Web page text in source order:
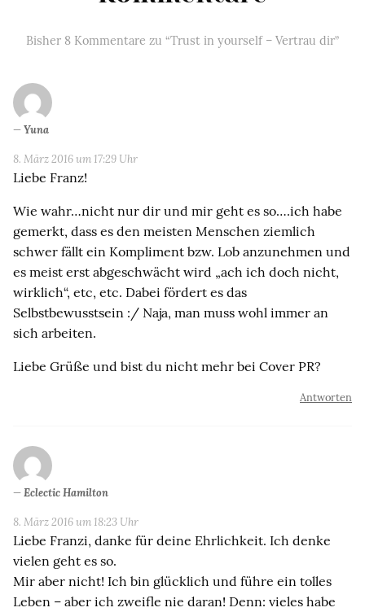
Bisher 8 Kommentare zu “Trust in yourself – Vertrau dir”
Yuna
8. März 2016 um 17:29 Uhr
Liebe Franz!
Wie wahr…nicht nur dir und mir geht es so….ich habe
gemerkt, dass es den meisten Menschen ziemlich
schwer fällt ein Kompliment bzw. Lob anzunehmen und
es meist erst abgeschwächt wird „ach ich doch nicht,
wirklich“, etc, etc. Dabei fördert es das
Selbstbewusstsein :/ Naja, man muss wohl immer an
sich arbeiten.
Liebe Grüße und bist du nicht mehr bei Cover PR?
Antworten
Eclectic Hamilton
8. März 2016 um 18:23 Uhr
Liebe Franzi, danke für deine Ehrlichkeit. Ich denke
vielen geht es so.
Mir aber nicht! Ich bin glücklich und führe ein tolles
Leben – aber ich zweifle nie daran! Denn: vieles habe